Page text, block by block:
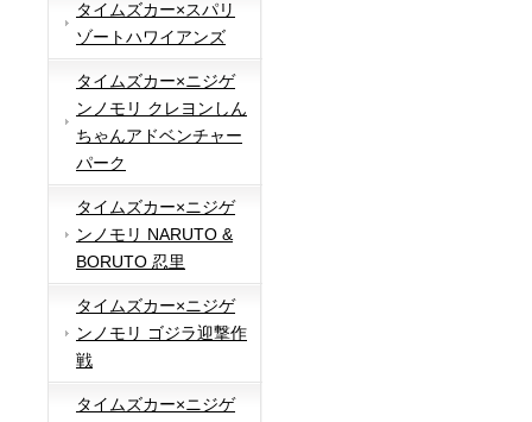
タイムズカー×スパリ
ゾートハワイアンズ
タイムズカー×ニジゲ
ンノモリ クレヨンしん
ちゃんアドベンチャー
パーク
タイムズカー×ニジゲ
ンノモリ NARUTO &
BORUTO 忍里
タイムズカー×ニジゲ
ンノモリ ゴジラ迎撃作
戦
タイムズカー×ニジゲ